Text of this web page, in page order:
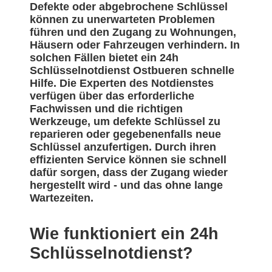
Defekte oder abgebrochene Schlüssel
können zu unerwarteten Problemen
führen und den Zugang zu Wohnungen,
Häusern oder Fahrzeugen verhindern. In
solchen Fällen bietet ein 24h
Schlüsselnotdienst Ostbueren schnelle
Hilfe. Die Experten des Notdienstes
verfügen über das erforderliche
Fachwissen und die richtigen
Werkzeuge, um defekte Schlüssel zu
reparieren oder gegebenenfalls neue
Schlüssel anzufertigen. Durch ihren
effizienten Service können sie schnell
dafür sorgen, dass der Zugang wieder
hergestellt wird - und das ohne lange
Wartezeiten.
Wie funktioniert ein 24h
Schlüsselnotdienst?